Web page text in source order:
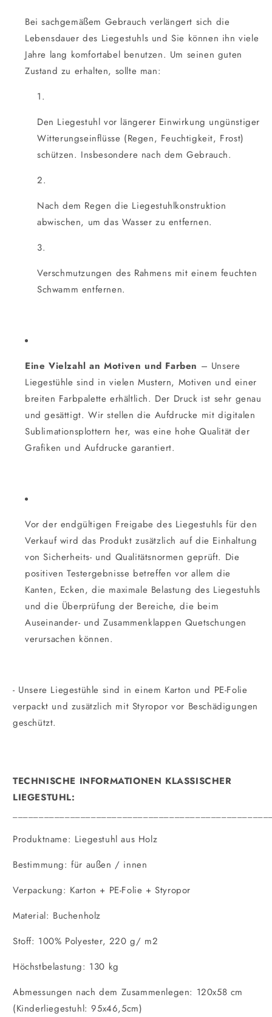
Bei sachgemäßem Gebrauch verlängert sich die
Lebensdauer des Liegestuhls und Sie können ihn viele
Jahre lang komfortabel benutzen. Um seinen guten
Zustand zu erhalten, sollte man:
Den Liegestuhl vor längerer Einwirkung ungünstiger
Witterungseinflüsse (Regen, Feuchtigkeit, Frost)
schützen. Insbesondere nach dem Gebrauch.
Nach dem Regen die Liegestuhlkonstruktion
abwischen, um das Wasser zu entfernen.
Verschmutzungen des Rahmens mit einem feuchten
Schwamm entfernen.
Eine Vielzahl an Motiven und Farben – Unsere
Liegestühle sind in vielen Mustern, Motiven und einer
breiten Farbpalette erhältlich. Der Druck ist sehr genau
und gesättigt. Wir stellen die Aufdrucke mit digitalen
Sublimationsplottern her, was eine hohe Qualität der
Grafiken und Aufdrucke garantiert.
Vor der endgültigen Freigabe des Liegestuhls für den
Verkauf wird das Produkt zusätzlich auf die Einhaltung
von Sicherheits- und Qualitätsnormen geprüft. Die
positiven Testergebnisse betreffen vor allem die
Kanten, Ecken, die maximale Belastung des Liegestuhls
und die Überprüfung der Bereiche, die beim
Auseinander- und Zusammenklappen Quetschungen
verursachen können.
- Unsere Liegestühle sind in einem Karton und PE-Folie
verpackt und zusätzlich mit Styropor vor Beschädigungen
geschützt.
TECHNISCHE INFORMATIONEN KLASSISCHER
LIEGESTUHL:
Produktname: Liegestuhl aus Holz
Bestimmung: für außen / innen
Verpackung: Karton + PE-Folie + Styropor
Material: Buchenholz
Stoff: 100% Polyester, 220 g/ m2
Höchstbelastung: 130 kg
Abmessungen nach dem Zusammenlegen: 120x58 cm
(Kinderliegestuhl: 95x46,5cm)